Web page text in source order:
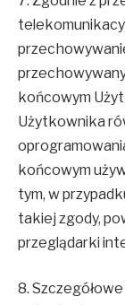
końcowym
Użytkownika
końcowym
tym, w
takiej zgody,
przeglądarki
8.